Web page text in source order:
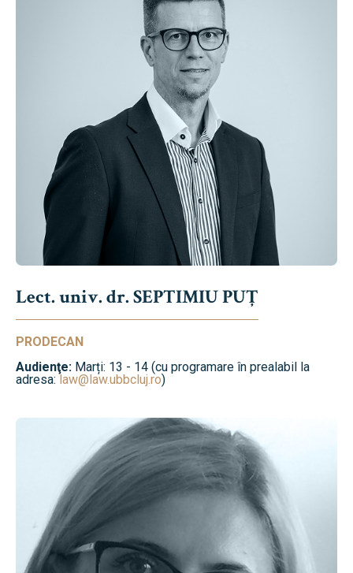
Lect. univ. dr. SEPTIMIU PUȚ
PRODECAN
Audienţe: Marți: 13 - 14 (cu programare în prealabil la
adresa:law@law.ubbcluj.ro)